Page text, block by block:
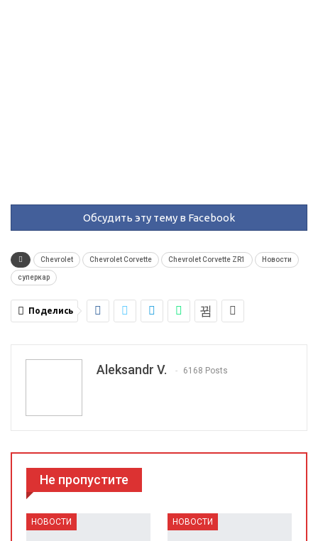
Обсудить эту тему в Facebook
Chevrolet Chevrolet Corvette Chevrolet Corvette ZR1 Новости
суперкар
Поделись
Aleksandr V. 6168 Posts
Не пропустите
НОВОСТИ НОВОСТИ